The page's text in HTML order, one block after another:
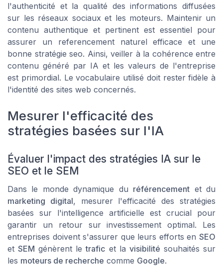
l'authenticité et la qualité des informations diffusées
sur les réseaux sociaux et les moteurs. Maintenir un
contenu authentique et pertinent est essentiel pour
assurer un referencement naturel efficace et une
bonne stratégie seo. Ainsi, veiller à la cohérence entre
contenu généré par IA et les valeurs de l'entreprise
est primordial. Le vocabulaire utilisé doit rester fidèle à
l'identité des sites web concernés.
Mesurer l'efficacité des
stratégies basées sur l'IA
Évaluer l'impact des stratégies IA sur le
SEO et le SEM
Dans le monde dynamique du référencement et du
marketing digital, mesurer l'efficacité des stratégies
basées sur l'intelligence artificielle est crucial pour
garantir un retour sur investissement optimal. Les
entreprises doivent s'assurer que leurs efforts en SEO
etSEM génèrent letrafic et la visibilité souhaités sur
les moteurs de recherche comme Google.